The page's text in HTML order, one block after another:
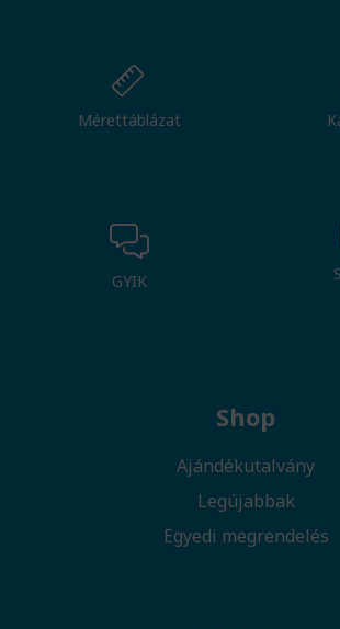
Mérettáblázat
GYIK
Shop
Ajándékutalvány
Legújabbak
Egyedi megrendelés